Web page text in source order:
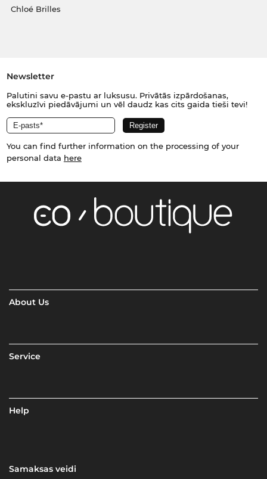
Chloé Brilles
Newsletter
Palutini savu e-pastu ar luksusu. Privātās izpārdošanas,
ekskluzīvi piedāvājumi un vēl daudz kas cits gaida tieši tevi!
You can find further information on the processing of your
personal data here
About Us
Service
Help
Samaksas veidi